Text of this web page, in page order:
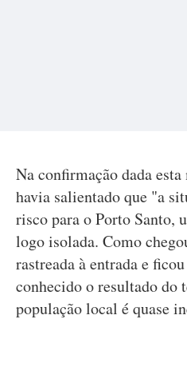
Na confirmação dada
havia salientado que "a
risco para o Porto Santo,
logo isolada. Como
rastreada à entrada e
conhecido o resultado do
população local é quase